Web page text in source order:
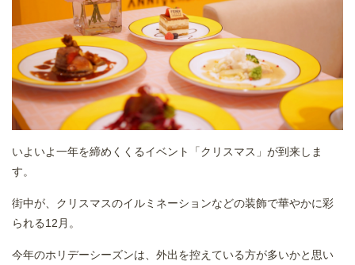
いよいよ一年を締めくくるイベント「クリスマス」が到来しま
す。
街中が、クリスマスのイルミネーションなどの装飾で華やかに彩
られる12月。
今年のホリデーシーズンは、外出を控えている方が多いかと思い